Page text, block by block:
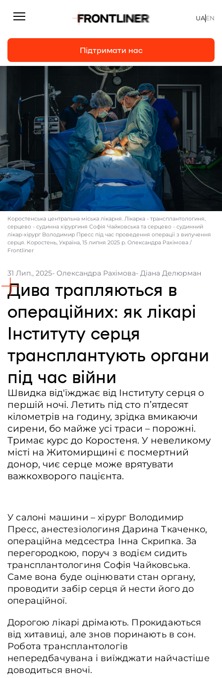
Репортажі
Статті
Інтерв’ю
Особисто
На часі
Про нас
Підтримати
Команда
Контакти
Медіакіт
Партнери проєкту та подяка
Редакційна політика | Копірайт
Документи
Підтримати нас
UAEN
Підтримати нас
Коростенська центральна міська лікарня. Лікарка - трансплантологиня,
серцево - судинна хірургиня Софія Чайковська та серцево - судинний
лікар-хірург Володимир Пресс під час проведення операції з вилучення
серця. Коростень, Україна, 15 липня 2025 р. Олександра Рахімова /
Frontliner
31 Лип., 2025- Олександра Рахімова- Діана Делюрман
Дива трапляються в
операційних: як лікарі
Інституту серця
трансплантують органи
під час війни
Швидка від'їжджає від Інституту серця о
першій ночі. Летить під сто пʼятдесят
кілометрів на годину, зрідка вмикаючи
сирени, бо майже усі траси – порожні.
Тримає курс до Коростеня. У невеликому
місті на Житомирщині є посмертний
донор, чиє серце може врятувати
важкохворого пацієнта.
У салоні машини – хірург Володимир
Пресс, анестезіологиня Дарина Ткаченко,
операційна медсестра Інна Скрипка. За
перегородкою, поруч з водієм сидить
трансплантологиня Софія Чайковська.
Саме вона буде оцінювати стан органу,
проводити забір серця й нести його до
операційної.
Дорогою лікарі дрімають. Прокидаються
від хитавиці, але знов поринають в сон.
Робота трансплантологів
непередбачувана і виїжджати найчастіше
доводиться вночі.